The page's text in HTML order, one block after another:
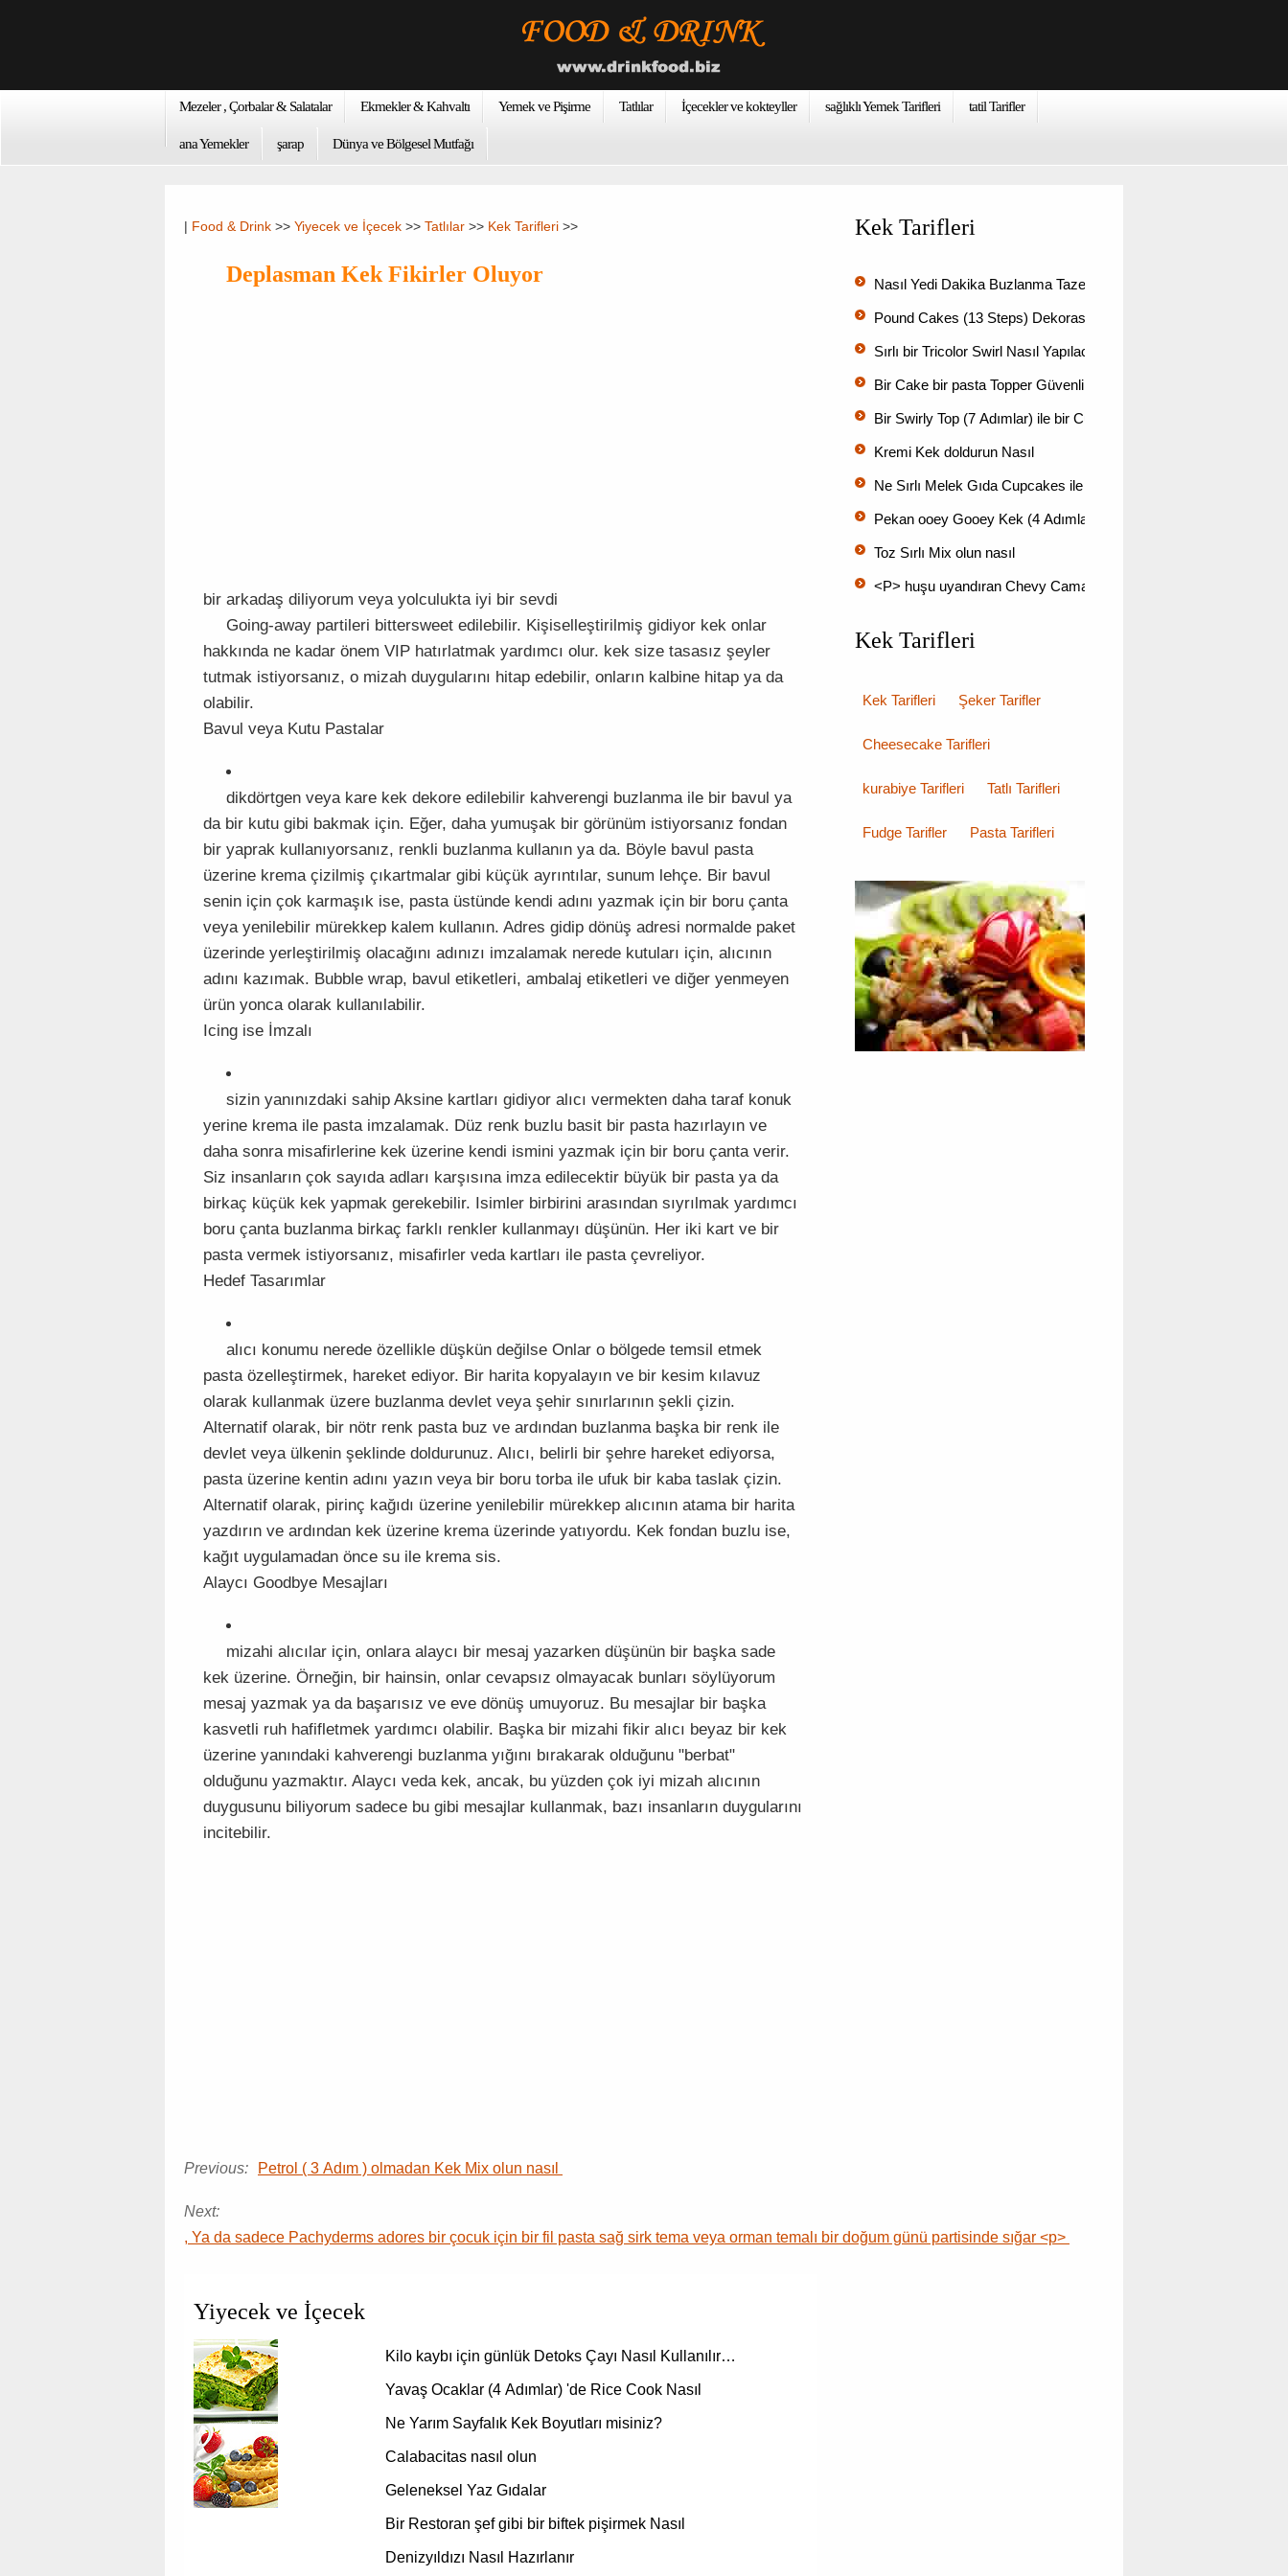
Mezeler , Çorbalar & Salatalar Ekmekler & Kahvaltı Yemek ve Pişirme Tatlılar İçecekler ve kokteyller sağlıklı Yemek Tarifleri tatil Tarifler
ana Yemekler şarap Dünya ve Bölgesel Mutfağı
| Food & Drink >> Yiyecek ve İçecek >> Tatlılar >> Kek Tarifleri >>
Deplasman Kek Fikirler Oluyor
bir arkadaş diliyorum veya yolculukta iyi bir sevdi
​​Going-away partileri bittersweet edilebilir. Kişiselleştirilmiş gidiyor kek onlar
hakkında ne kadar önem VIP hatırlatmak yardımcı olur. kek size tasasız şeyler
tutmak istiyorsanız, o mizah duygularını hitap edebilir, onların kalbine hitap ya da
olabilir.
Bavul veya Kutu Pastalar
dikdörtgen veya kare kek dekore edilebilir kahverengi buzlanma ile bir bavul ya
da bir kutu gibi bakmak için. Eğer, daha yumuşak bir görünüm istiyorsanız fondan
bir yaprak kullanıyorsanız, renkli buzlanma kullanın ya da. Böyle bavul pasta
üzerine krema çizilmiş çıkartmalar gibi küçük ayrıntılar, sunum lehçe. Bir bavul
senin için çok karmaşık ise, pasta üstünde kendi adını yazmak için bir boru çanta
veya yenilebilir mürekkep kalem kullanın. Adres gidip dönüş adresi normalde paket
üzerinde yerleştirilmiş olacağını adınızı imzalamak nerede kutuları için, alıcının
adını kazımak. Bubble wrap, bavul etiketleri, ambalaj etiketleri ve diğer yenmeyen
ürün yonca olarak kullanılabilir.
Icing ise İmzalı
sizin yanınızdaki sahip Aksine kartları gidiyor alıcı vermekten daha taraf konuk
yerine krema ile pasta imzalamak. Düz renk buzlu basit bir pasta hazırlayın ve
daha sonra misafirlerine kek üzerine kendi ismini yazmak için bir boru çanta verir.
Siz insanların çok sayıda adları karşısına imza edilecektir büyük bir pasta ya da
birkaç küçük kek yapmak gerekebilir. Isimler birbirini arasından sıyrılmak yardımcı
boru çanta buzlanma birkaç farklı renkler kullanmayı düşünün. Her iki kart ve bir
pasta vermek istiyorsanız, misafirler veda kartları ile pasta çevreliyor.
Hedef Tasarımlar
alıcı konumu nerede özellikle düşkün değilse Onlar o bölgede temsil etmek
pasta özelleştirmek, hareket ediyor. Bir harita kopyalayın ve bir kesim kılavuz
olarak kullanmak üzere buzlanma devlet veya şehir sınırlarının şekli çizin.
Alternatif olarak, bir nötr renk pasta buz ve ardından buzlanma başka bir renk ile
devlet veya ülkenin şeklinde doldurunuz. Alıcı, belirli bir şehre hareket ediyorsa,
pasta üzerine kentin adını yazın veya bir boru torba ile ufuk bir kaba taslak çizin.
Alternatif olarak, pirinç kağıdı üzerine yenilebilir mürekkep alıcının atama bir harita
yazdırın ve ardından kek üzerine krema üzerinde yatıyordu. Kek fondan buzlu ise,
kağıt uygulamadan önce su ile krema sis.
Alaycı Goodbye Mesajları
mizahi alıcılar için, onlara alaycı bir mesaj yazarken düşünün bir başka sade
kek üzerine. Örneğin, bir hainsin, onlar cevapsız olmayacak bunları söylüyorum
mesaj yazmak ya da başarısız ve eve dönüş umuyoruz. Bu mesajlar bir başka
kasvetli ruh hafifletmek yardımcı olabilir. Başka bir mizahi fikir alıcı beyaz bir kek
üzerine yanındaki kahverengi buzlanma yığını bırakarak olduğunu "berbat"
olduğunu yazmaktır. Alaycı veda kek, ancak, bu yüzden çok iyi mizah alıcının
duygusunu biliyorum sadece bu gibi mesajlar kullanmak, bazı insanların duygularını
incitebilir.
Previous: Petrol ( 3 Adım ) olmadan Kek Mix olun nasıl
Next:
, Ya da sadece Pachyderms adores bir çocuk için bir fil pasta sağ sirk tema veya orman temalı bir doğum günü partisinde sığar <p>
Yiyecek ve İçecek
Kilo kaybı için günlük Detoks Çayı Nasıl Kullanılır…
Yavaş Ocaklar (4 Adımlar) 'de Rice Cook Nasıl
Ne Yarım Sayfalık Kek Boyutları misiniz?
Calabacitas nasıl olun
Geleneksel Yaz Gıdalar
Bir Restoran şef gibi bir biftek pişirmek Nasıl
Denizyıldızı Nasıl Hazırlanır
Kek Tarifleri
Nasıl Yedi Dakika Buzlanma Taze tutun
Pound Cakes (13 Steps) Dekorasyon Nasıl
Sırlı bir Tricolor Swirl Nasıl Yapılacak
Bir Cake bir pasta Topper Güvenli Nasıl
Bir Swirly Top (7 Adımlar) ile bir Cupcake Dekorasyon Nası…
Kremi Kek doldurun Nasıl
Ne Sırlı Melek Gıda Cupcakes ile iyi Goes
Pekan ooey Gooey Kek (4 Adımlar) Make Nasıl
Toz Sırlı Mix olun nasıl
<P> huşu uyandıran Chevy Camaro alın ve nefes kesen bir p…
Kek Tarifleri
Kek Tarifleri Şeker Tarifler
Cheesecake Tarifleri
kurabiye Tarifleri Tatlı Tarifleri
Fudge Tarifler Pasta Tarifleri